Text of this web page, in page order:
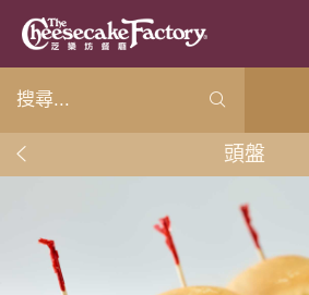
頭盤